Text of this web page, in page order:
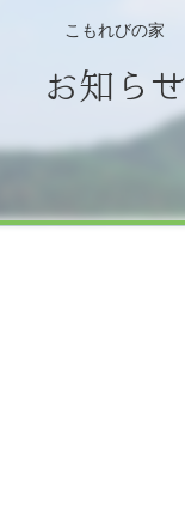
こもれびの家
お知らせ